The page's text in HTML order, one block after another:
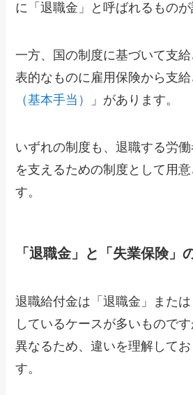
に「退職金」と呼ばれるものが
一方、国の制度に基づいて支
表的なものに雇用保険から支給
（基本手当）
」があります。
いずれの制度も、退職する労
を支えるための制度として用
す。
「退職金」と「失業保険」
退職給付金は「退職金」また
しているケースが多いもので
異なるため、違いを理解して
す。